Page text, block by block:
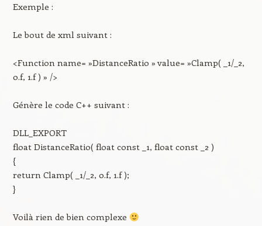
Exemple :
Le bout de xml suivant :
<Function name= »DistanceRatio » value= »Clamp( _1/_2,
0.f, 1.f ) » />
Génère le code C++ suivant :
DLL_EXPORT
float DistanceRatio( float const _1, float const _2 )
{
return Clamp( _1/_2, 0.f, 1.f );
}
Voilà rien de bien complexe